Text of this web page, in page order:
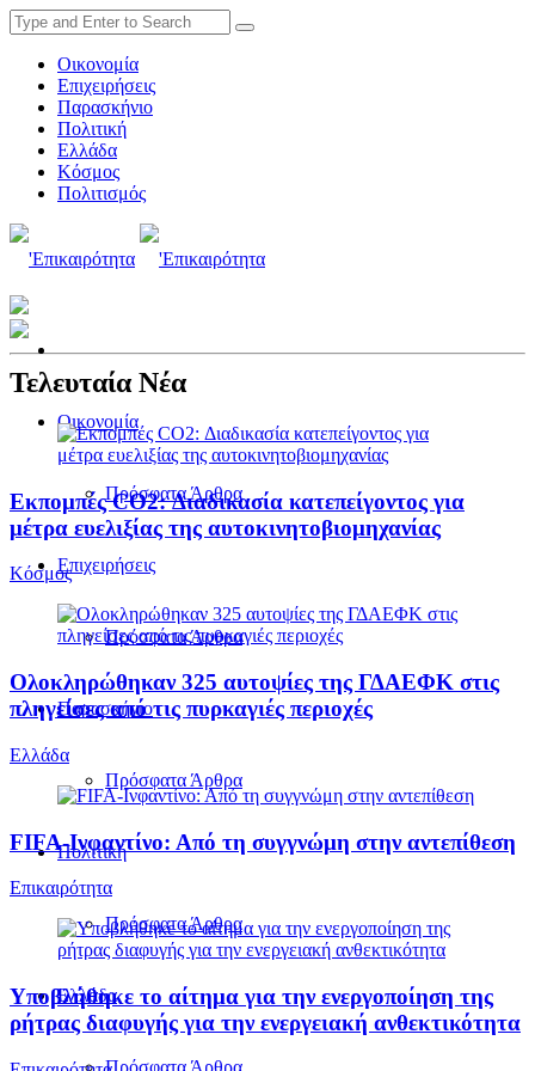
Οικονομία
Επιχειρήσεις
Παρασκήνιο
Πολιτική
Ελλάδα
Κόσμος
Πολιτισμός
Οικονομία
Πρόσφατα Άρθρα
Επιχειρήσεις
Πρόσφατα Άρθρα
Παρασκήνιο
Πρόσφατα Άρθρα
Πολιτική
Πρόσφατα Άρθρα
Ελλάδα
Πρόσφατα Άρθρα
Τελευταία Νέα
Εκπομπές CO2: Διαδικασία κατεπείγοντος για
μέτρα ευελιξίας της αυτοκινητοβιομηχανίας
Κόσμος
Ολοκληρώθηκαν 325 αυτοψίες της ΓΔΑΕΦΚ στις
πληγείσες από τις πυρκαγιές περιοχές
Ελλάδα
FIFA-Ινφαντίνο: Από τη συγγνώμη στην αντεπίθεση
Επικαιρότητα
Υποβλήθηκε το αίτημα για την ενεργοποίηση της
ρήτρας διαφυγής για την ενεργειακή ανθεκτικότητα